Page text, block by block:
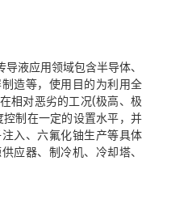
液应用领域包含半导体、
造等，使用目的为利用全
相对恶劣的工况(极高、极
制在一定的设置水平，并
入、六氟化铀生产等具体
应器、制冷机、冷却塔、